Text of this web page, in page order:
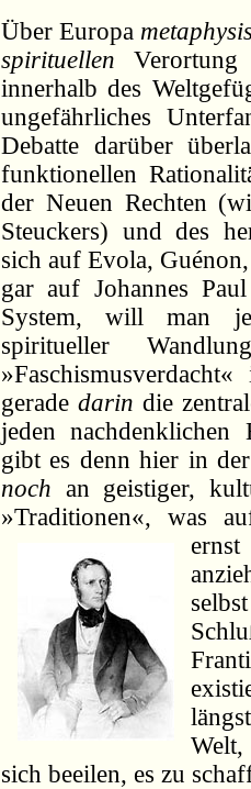
Über Europa
spirituellen Verortung
innerhalb des
ungefährliches
Debatte darüber
funktionellen
der Neuen Rechten
Steuckers) und des
sich auf Evola,
gar auf Johannes
System, will man
spiritueller
geradedarin die
jeden
gibt es denn hier in
noch an geistiger,
»Traditionen«, was
Welt,
sich beeilen, es zu